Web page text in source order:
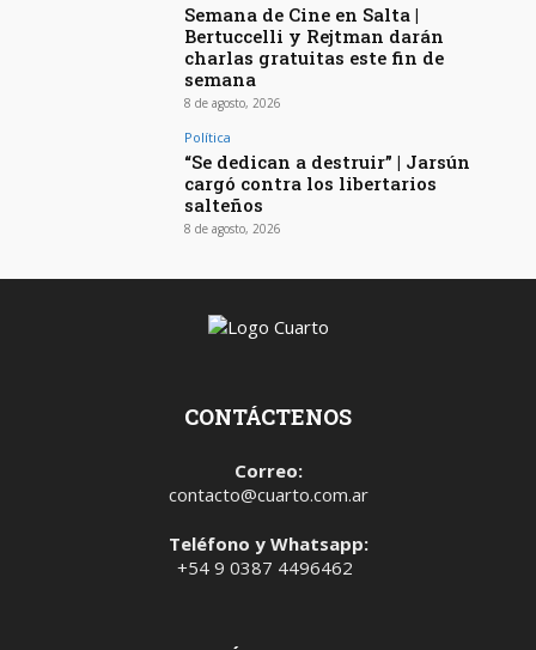
Semana de Cine en Salta |
Bertuccelli y Rejtman darán
charlas gratuitas este fin de
semana
8 de agosto, 2026
Política
“Se dedican a destruir” | Jarsún
cargó contra los libertarios
salteños
8 de agosto, 2026
CONTÁCTENOS
Correo:
contacto@cuarto.com.ar
Teléfono y Whatsapp:
+54 9 0387 4496462